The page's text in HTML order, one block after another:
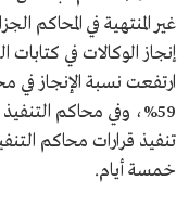
تنفيذ قرارات محاكم
خمسة أيام.